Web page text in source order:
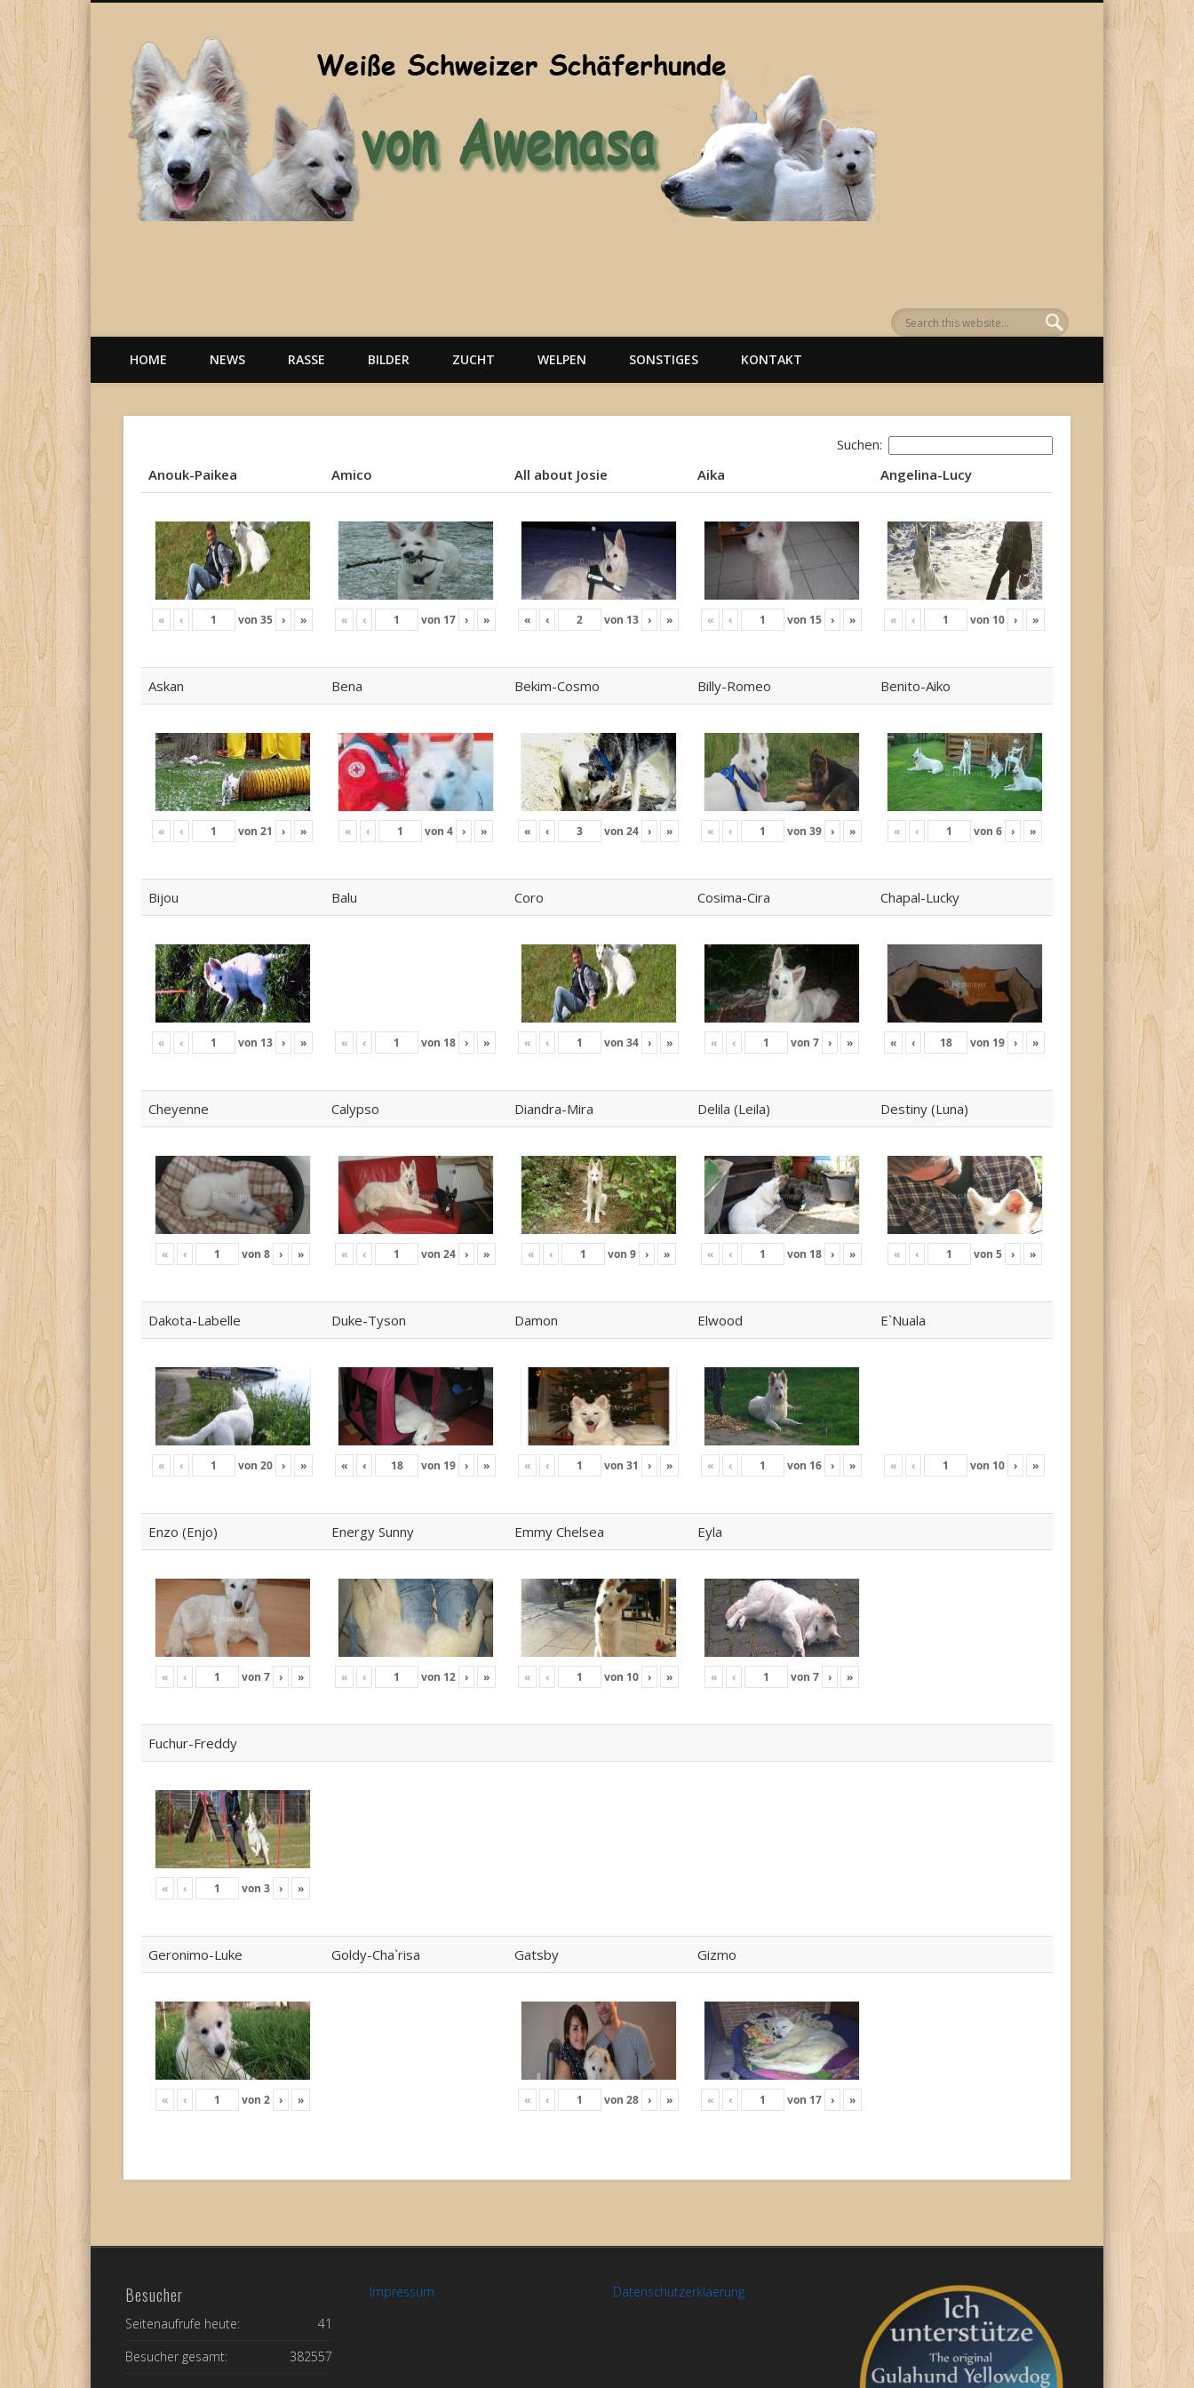
Welpen, weiße Schäferhunde, Hunde, Berger Blanc Suisse
HOME NEWS RASSE BILDER ZUCHT WELPEN SONSTIGES KONTAKT
Suchen:
Anouk-Paikea
Amico All about Josie Aika
Angelina-Lucy
« ‹ von35 › » « ‹ von 17 › » « ‹ von 13 › » « ‹ von 15 › » « ‹ von 10 › »
Askan Bena Bekim-Cosmo Billy-Romeo Benito-Aiko
« ‹ von21 › » « ‹ von 4 › » « ‹ von24 › » « ‹ von39 › » « ‹ von 6 › »
Bijou Balu Coro Cosima-Cira Chapal-Lucky
« ‹ von 13 › » « ‹ von 18 › » « ‹ von34 › » « ‹ von 7 › » « ‹ von 19 › »
Cheyenne Calypso Diandra-Mira Delila (Leila) Destiny (Luna)
« ‹ von 8 › » « ‹ von24 › » « ‹ von 9 › » « ‹ von 18 › » « ‹ von 5 › »
Dakota-Labelle Duke-Tyson Damon Elwood E`Nuala
« ‹ von20 › » « ‹ von 19 › » « ‹ von31 › » « ‹ von 16 › » « ‹ von 10 › »
Enzo (Enjo) Energy Sunny Emmy Chelsea Eyla
« ‹ von 7 › » « ‹ von 12 › » « ‹ von 10 › » « ‹ von 7 › »
Fuchur-Freddy
« ‹ von 3 › »
Geronimo-Luke Goldy-Cha`risa Gatsby Gizmo
« ‹ von 2 › » « ‹ von28 › » « ‹ von 17 › »
Besucher
41
Seitenaufrufe heute:
382557
Besucher gesamt:
Impressum Datenschutzerklaerung